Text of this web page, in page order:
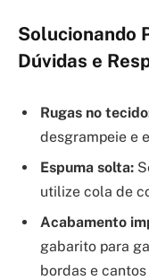
Solucionando
Dúvidas e
Rugas no
desgrampeie e
Espuma solta:
utilize cola de
Acabamento
gabarito para
bordas e